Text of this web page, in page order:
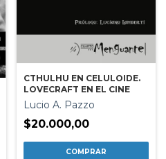
CTHULHU EN CELULOIDE.
LOVECRAFT EN EL CINE
Lucio A. Pazzo
$20.000,00